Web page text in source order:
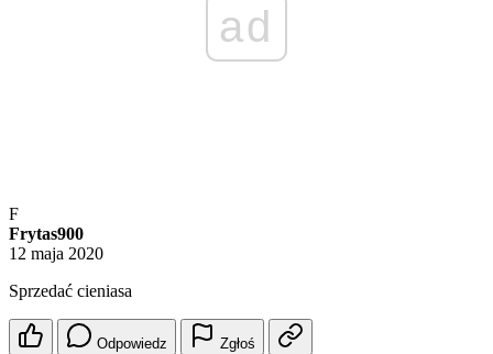
ad
F
Frytas900
12 maja 2020
Sprzedać cieniasa
Odpowiedz Zgłoś